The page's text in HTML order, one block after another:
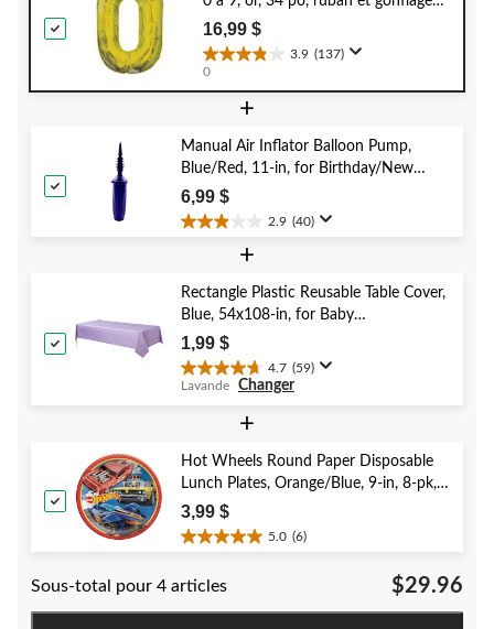
hélium compris, anniversaire/remise
de diplômes/jour de l'An
16,99 $
3.9 (137)
3.9
137
évaluations
0
+
Manual Air Inflator Balloon Pump,
Blue/Red, 11-in, for Birthday/New
Year's Eve/Graduation/Baby
Shower/Wedding/Halloween
6,99 $
2.9 (40)
2.9
5.
40
évaluations
+
Rectangle Plastic Reusable Table Cover,
Blue, 54x108-in, for Baby
Shower/Hanukkah/Birthday Party
1,99 $
4.7 (59)
4.7
étoile(s)
59
évaluations
Lavande Changer
+
Hot Wheels Round Paper Disposable
Lunch Plates, Orange/Blue, 9-in, 8-pk,
for Birthday Party
3,99 $
5.0 (6)
5.0
sur
5.
Sous-total pour 4 articles $29.96